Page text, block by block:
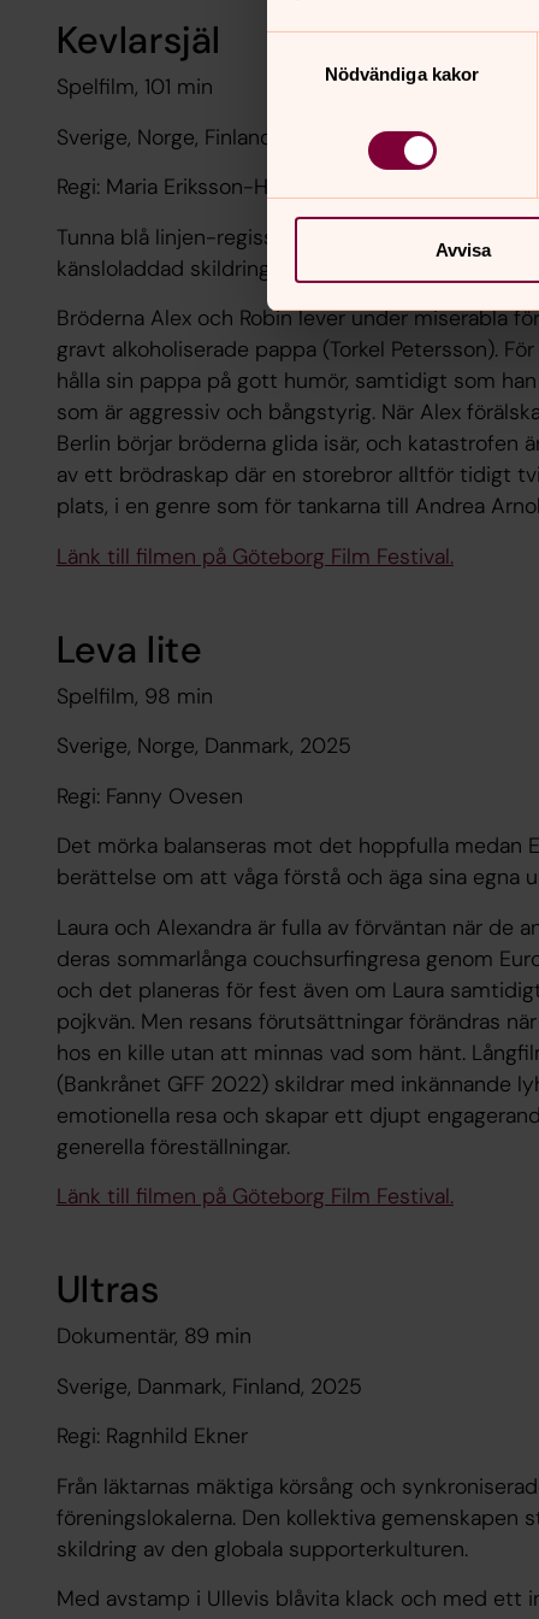
Nödvändiga kakor
Avvisa
Kevlarsjäl
Spelfilm, 101 min
Sverige, Norge, Finland, 2025
Regi: Maria Eriksson-Hecht
Tunna blå linjen-regissören Maria Eriksson-
känsloladdad skildring av två bröder i en
Bröderna Alex och Robin lever under miserabla
gravt alkoholiserade pappa (Torkel Petersson).
hålla sin pappa på gott humör, samtidigt som
som är aggressiv och bångstyrig. När Alex
Berlin börjar bröderna glida isär, och
av ett brödraskap där en storebror alltför tidigt
plats, i en genre som för tankarna till Andrea
Länk till filmen på Göteborg Film Festival.
Leva lite
Spelfilm, 98 min
Sverige, Norge, Danmark, 2025
Regi: Fanny Ovesen
Det mörka balanseras mot det hoppfulla medan
berättelse om att våga förstå och äga sina egna
Laura och Alexandra är fulla av förväntan när de
deras sommarlånga couchsurfingresa genom
och det planeras för fest även om Laura
pojkvän. Men resans förutsättningar förändras
hos en kille utan att minnas vad som hänt.
(Bankrånet GFF 2022) skildrar med inkännande
emotionella resa och skapar ett djupt
generella föreställningar.
Länk till filmen på Göteborg Film Festival.
Ultras
Dokumentär, 89 min
Sverige, Danmark, Finland, 2025
Regi: Ragnhild Ekner
Från läktarnas mäktiga körsång och
föreningslokalerna. Den kollektiva
skildring av den globala supporterkulturen.
Med avstamp i Ullevis blåvita klack och med